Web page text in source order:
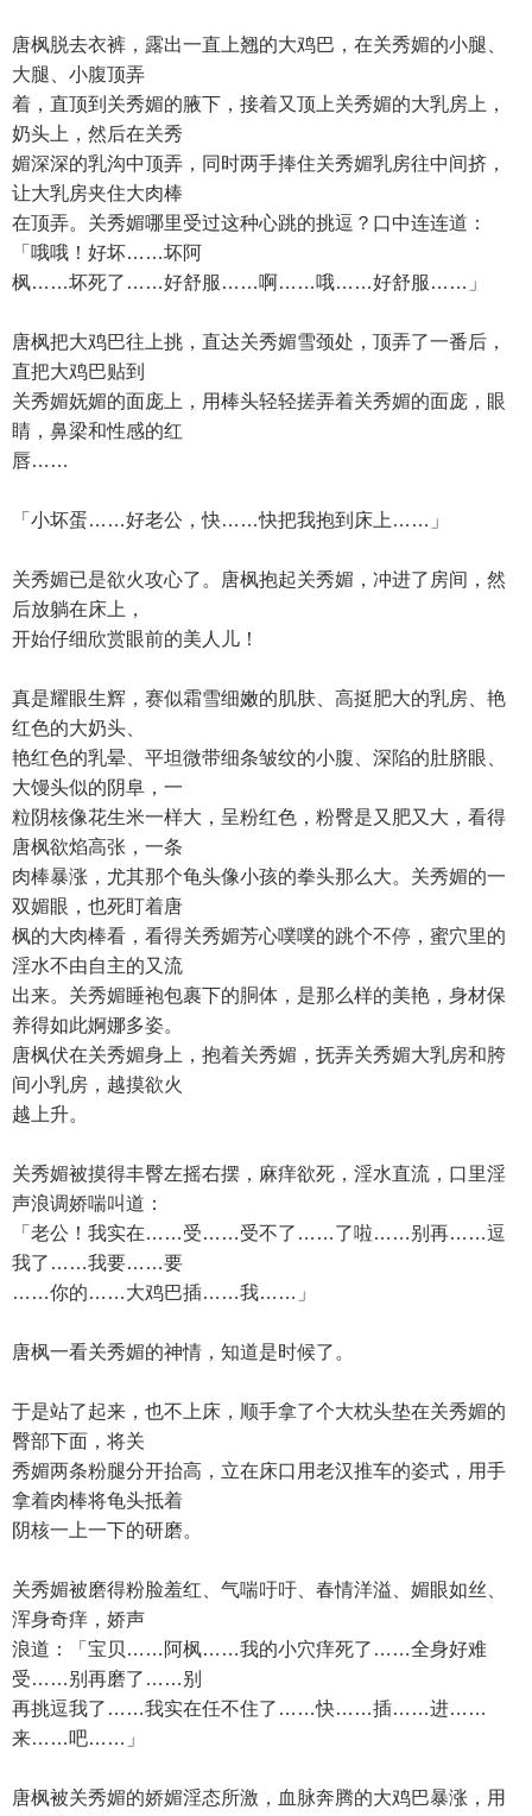
唐枫脱去衣裤，露出一直上翘的大鸡巴，在关秀媚的小腿、
大腿、小腹顶弄
着，直顶到关秀媚的腋下，接着又顶上关秀媚的大乳房上，
奶头上，然后在关秀
媚深深的乳沟中顶弄，同时两手捧住关秀媚乳房往中间挤，
让大乳房夹住大肉棒
在顶弄。关秀媚哪里受过这种心跳的挑逗？口中连连道：
「哦哦！好坏……坏阿
枫……坏死了……好舒服……啊……哦……好舒服……」
唐枫把大鸡巴往上挑，直达关秀媚雪颈处，顶弄了一番后，
直把大鸡巴贴到
关秀媚妩媚的面庞上，用棒头轻轻搓弄着关秀媚的面庞，眼
睛，鼻梁和性感的红
唇……
「小坏蛋……好老公，快……快把我抱到床上……」
关秀媚已是欲火攻心了。唐枫抱起关秀媚，冲进了房间，然
后放躺在床上，
开始仔细欣赏眼前的美人儿！
真是耀眼生辉，赛似霜雪细嫩的肌肤、高挺肥大的乳房、艳
红色的大奶头、
艳红色的乳晕、平坦微带细条皱纹的小腹、深陷的肚脐眼、
大馒头似的阴阜，一
粒阴核像花生米一样大，呈粉红色，粉臀是又肥又大，看得
唐枫欲焰高张，一条
肉棒暴涨，尤其那个龟头像小孩的拳头那么大。关秀媚的一
双媚眼，也死盯着唐
枫的大肉棒看，看得关秀媚芳心噗噗的跳个不停，蜜穴里的
淫水不由自主的又流
出来。关秀媚睡袍包裹下的胴体，是那么样的美艳，身材保
养得如此婀娜多姿。
唐枫伏在关秀媚身上，抱着关秀媚，抚弄关秀媚大乳房和胯
间小乳房，越摸欲火
越上升。
关秀媚被摸得丰臀左摇右摆，麻痒欲死，淫水直流，口里淫
声浪调娇喘叫道：
「老公！我实在……受……受不了……了啦……别再……逗
我了……我要……要
……你的……大鸡巴插……我……」
唐枫一看关秀媚的神情，知道是时候了。
于是站了起来，也不上床，顺手拿了个大枕头垫在关秀媚的
臀部下面，将关
秀媚两条粉腿分开抬高，立在床口用老汉推车的姿式，用手
拿着肉棒将龟头抵着
阴核一上一下的研磨。
关秀媚被磨得粉脸羞红、气喘吁吁、春情洋溢、媚眼如丝、
浑身奇痒，娇声
浪道：「宝贝……阿枫……我的小穴痒死了……全身好难
受……别再磨了……别
再挑逗我了……我实在任不住了……快……插……进……
来……吧……」
唐枫被关秀媚的娇媚淫态所激，血脉奔腾的大鸡巴暴涨，用